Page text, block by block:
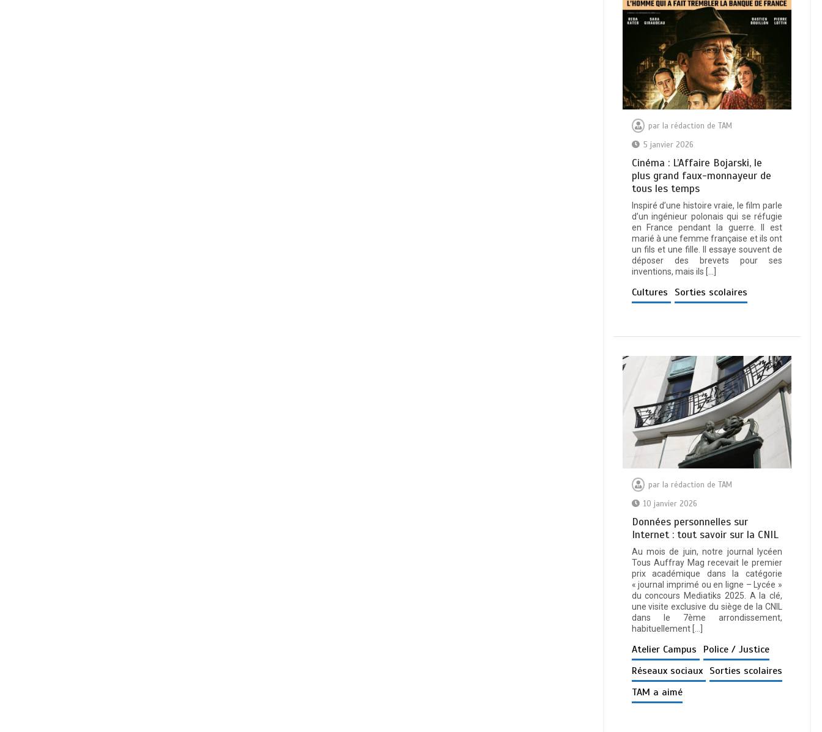
par la rédaction de TAM
5 janvier 2026
Cinéma : L’Affaire Bojarski, le
plus grand faux-monnayeur de
tous les temps
Inspiré d’une histoire vraie, le film parle
d’un ingénieur polonais qui se réfugie
en France pendant la guerre. Il est
marié à une femme française et ils ont
un fils et une fille. Il essaye souvent de
déposer des brevets pour ses
inventions, mais ils […]
Cultures Sorties scolaires
par la rédaction de TAM
10 janvier 2026
Données personnelles sur
Internet : tout savoir sur la CNIL
Au mois de juin, notre journal lycéen
Tous Auffray Mag recevait le premier
prix académique dans la catégorie
« journal imprimé ou en ligne – Lycée »
du concours Mediatiks 2025. A la clé,
une visite exclusive du siège de la CNIL
dans le 7ème arrondissement,
habituellement […]
Atelier Campus
Police / Justice
Réseaux sociaux Sorties scolaires
TAM a aimé